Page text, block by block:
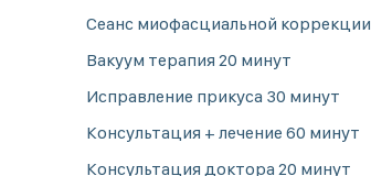
Cеанс миофасциальной коррекции
Вакуум терапия 20 минут
Исправление прикуса 30 минут
Консультация + лечение 60 минут
Консультация доктора 20 минут